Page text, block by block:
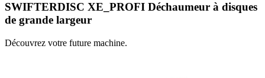
SWIFTERDISC XE_PROFI Déchaumeur à disques
de grande largeur
Découvrez votre future machine.